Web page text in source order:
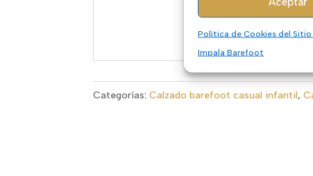
Política de Cookies del Sitio
Impala Barefoot
Categorías: Calzado barefoot casual infantil,